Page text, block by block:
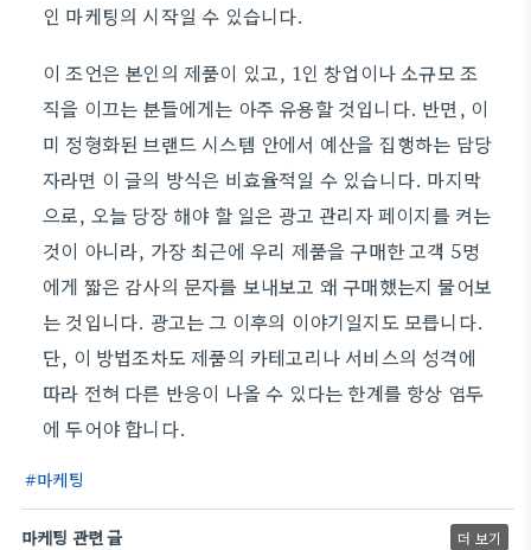
인 마케팅의 시작일 수 있습니다.
이 조언은 본인의 제품이 있고, 1인 창업이나 소규모 조
직을 이끄는 분들에게는 아주 유용할 것입니다. 반면, 이
미 정형화된 브랜드 시스템 안에서 예산을 집행하는 담당
자라면 이 글의 방식은 비효율적일 수 있습니다. 마지막
으로, 오늘 당장 해야 할 일은 광고 관리자 페이지를 켜는
것이 아니라, 가장 최근에 우리 제품을 구매한 고객 5명
에게 짧은 감사의 문자를 보내보고 왜 구매했는지 물어보
는 것입니다. 광고는 그 이후의 이야기일지도 모릅니다.
단, 이 방법조차도 제품의 카테고리나 서비스의 성격에
따라 전혀 다른 반응이 나올 수 있다는 한계를 항상 염두
에 두어야 합니다.
마케팅
마케팅 관련 글 더 보기